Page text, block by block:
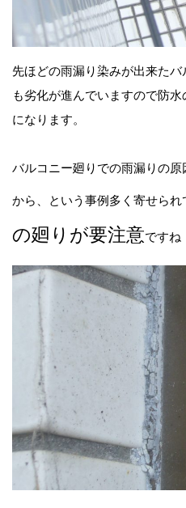
先ほどの雨漏り染みが出来た
も劣化が進んでいますので防
になります。
バルコニー廻りでの雨漏りの
から、という事例多く寄せられ
の廻りが要注意ですね